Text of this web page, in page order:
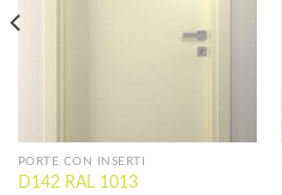
PORTE CON INSERTI
D142 RAL 1013